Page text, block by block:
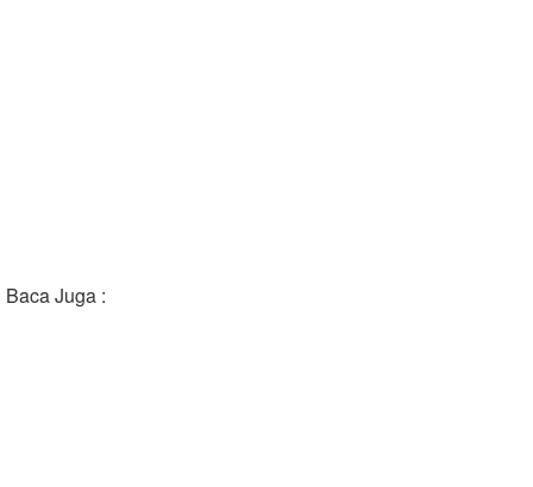
Baca Juga :